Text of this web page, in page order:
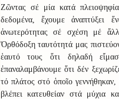
Ζῶντας σέ μία κατά
δεδομένα, ἔχουμε ἀναπτύξει
ἀνωτερότητας σέ σχέση μέ
Ὀρθόδοξη ταυτότητά μας
ἑαυτό τους ὅτι δηλαδή
ἐπαναλαμβάνουμε ὅτι δέν
τό πλάτος στό ὁποῖο
βλέπει κατευθείαν στά μύχια